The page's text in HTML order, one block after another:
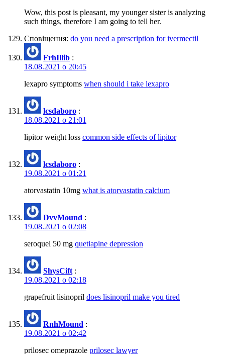
Wow, this post is pleasant, my younger sister is analyzing
such things, therefore I am going to tell her.
Сповіщення: do you need a prescription for ivermectil
FrhIllib :
18.08.2021 о 20:45
lexapro symptoms when should i take lexapro
lcsdaboro :
18.08.2021 о 21:01
lipitor weight loss common side effects of lipitor
lcsdaboro :
19.08.2021 о 01:21
atorvastatin 10mg what is atorvastatin calcium
DvvMound :
19.08.2021 о 02:08
seroquel 50 mg quetiapine depression
ShysCift :
19.08.2021 о 02:18
grapefruit lisinopril does lisinopril make you tired
RnhMound :
19.08.2021 о 02:42
prilosec omeprazole prilosec lawyer